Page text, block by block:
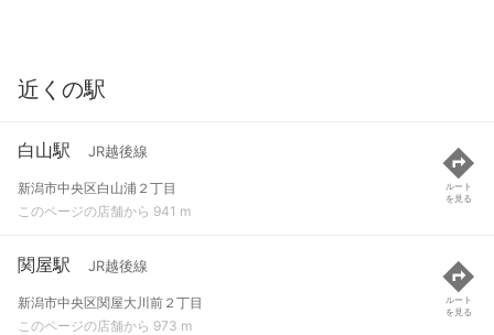
近くの駅
白山駅 JR越後線
新潟市中央区白山浦２丁目
このページの店舗から 941 m
ルート
を見る
関屋駅 JR越後線
新潟市中央区関屋大川前２丁目
このページの店舗から 973 m
ルート
を見る